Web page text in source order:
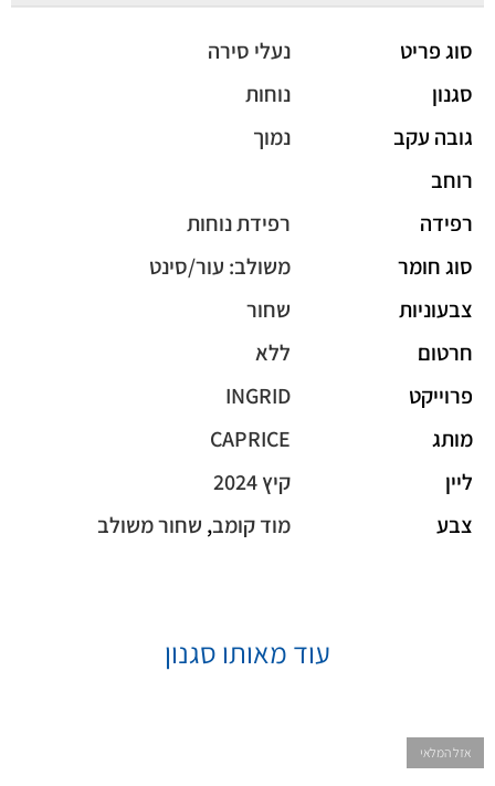
סוג פריט
נעלי סירה
סגנון
נוחות
גובה עקב
נמוך
רוחב
רפידה
רפידת נוחות
סוג חומר
משולב: עור/סינט
צבעוניות
שחור
חרטום
ללא
פרוייקט
INGRID
מותג
CAPRICE
ליין
קיץ 2024
צבע
מוד קומב, שחור משולב
עוד מאותו סגנון
אזל המלאי